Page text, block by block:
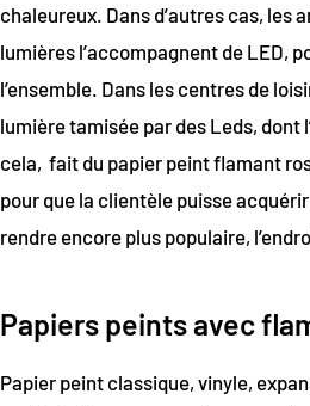
chaleureux. Dans d’autres cas, les
lumières l’accompagnent de LED,
l’ensemble. Dans les centres de
lumière tamisée par des Leds, dont
cela, fait du papier peint flamant
pour que la clientèle puisse
rendre encore plus populaire,
Papiers peints avec
Papier peint classique, vinyle,